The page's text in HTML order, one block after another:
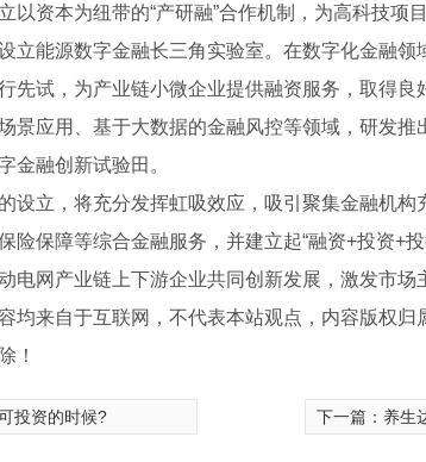
以资本为纽带的“产研融”合作机制，为高科技项
立能源数字金融长三角实验室。在数字化金融
先试，为产业链小微企业提供融资服务，取得
景应用、基于大数据的金融风控等领域，研发推
金融创新试验田。
设立，将充分发挥虹吸效应，吸引聚集金融机
险保障等综合金融服务，并建立起“融资+投资+
电网产业链上下游企业共同创新发展，激发市场
均来自于互联网，不代表本站观点，内容版权
！
投资的时候? 下一篇： 养生